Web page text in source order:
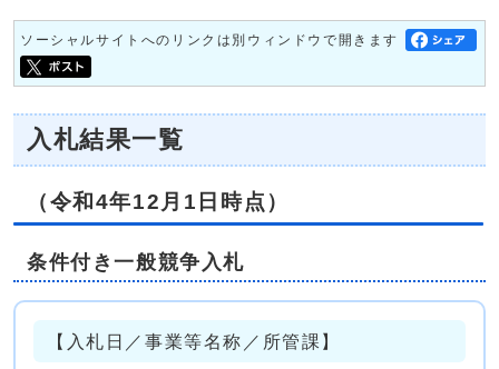
ソーシャルサイトへのリンクは別ウィンドウで開きます
入札結果一覧
（令和4年12月1日時点）
条件付き一般競争入札
【入札日／事業等名称／所管課】